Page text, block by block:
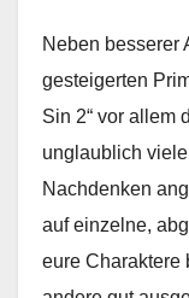
Neben besserer
gesteigerten
Sin 2“ vor allem
unglaublich
Nachdenken
auf einzelne,
eure Charaktere